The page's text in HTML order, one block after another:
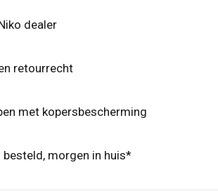
dealer
retourrecht
met kopersbescherming
besteld, morgen in huis*